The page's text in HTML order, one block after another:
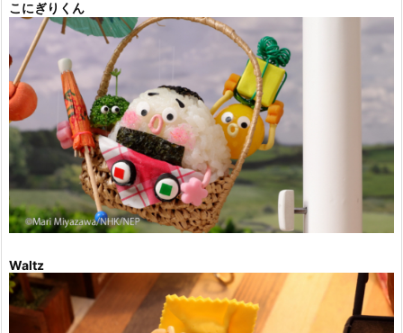
こにぎりくん
Waltz